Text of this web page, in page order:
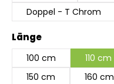
Doppel - T Chrom
Längeauswählen
100 cm 110 cm
150 cm
160 cm